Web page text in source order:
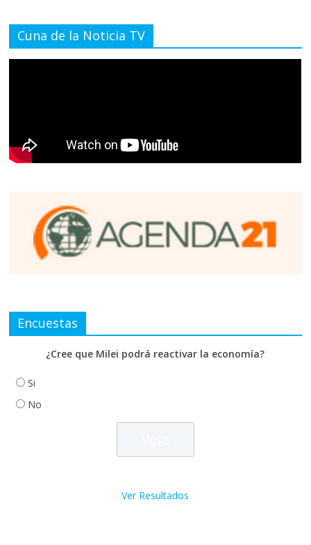
Cuna de la Noticia TV
Encuestas
¿Cree que Milei podrá reactivar la economía?
Si
No
Ver Resultados